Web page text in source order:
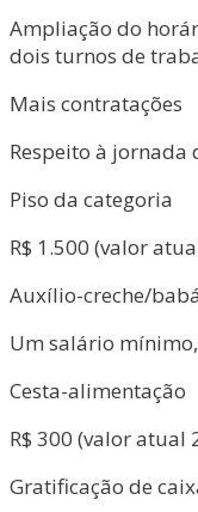
Ampliação do
dois turnos de
Mais contratações
Respeito à jornada
Piso da categoria
R$ 1.500 (valor
Auxílio-creche/babá
Um salário
Cesta-alimentação
R$ 300 (valor atual
Gratificação de